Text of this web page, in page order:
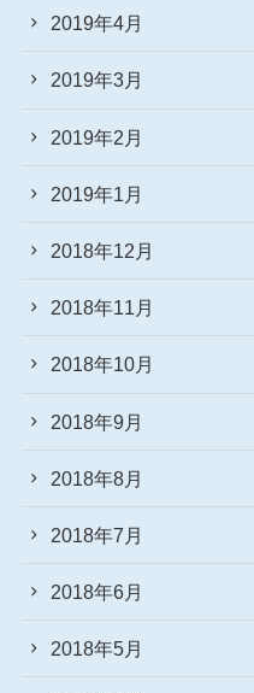
2019年4月
2019年3月
2019年2月
2019年1月
2018年12月
2018年11月
2018年10月
2018年9月
2018年8月
2018年7月
2018年6月
2018年5月